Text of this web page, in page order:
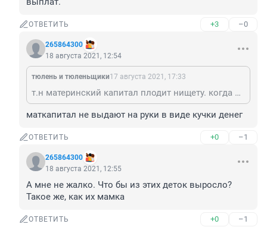
ОТВЕТИТЬ +3 –0
265864300
18 августа 2021, 12:54
тюлень и тюленьщики17 августа 2021, 17:33
т.н материнский капитал плодит нищету. когда и без того на фоне безденежья строгают новых ради выплат.
маткапитал не выдают на руки в виде кучки денег
ОТВЕТИТЬ +0 –1
265864300
18 августа 2021, 12:55
А мне не жалко. Что бы из этих деток выросло?
Такое же, как их мамка
ОТВЕТИТЬ +0 –1